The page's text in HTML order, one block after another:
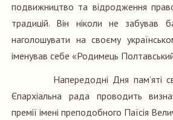
подвижництво та відродження
традицій. Він ніколи не забував
наголошувати на своєму
іменував себе «Родимець
Напередодні Дня пам’яті
Єпархіальна рада проводить
премії імені преподобного Паїсія